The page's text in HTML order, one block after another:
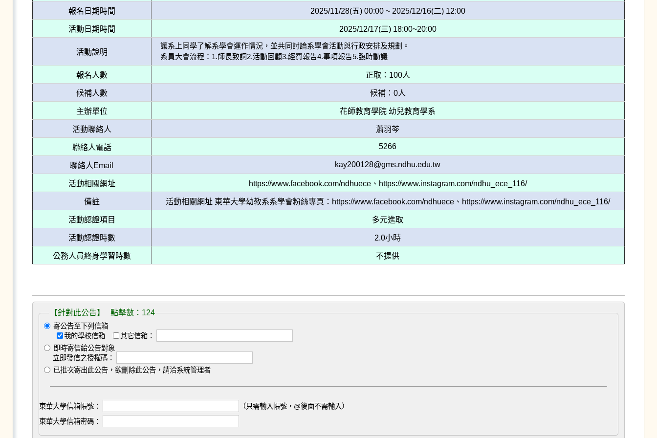
報名日期時間 2025/11/28(五) 00:00 ~ 2025/12/16(二) 12:00
活動日期時間 2025/12/17(三) 18:00~20:00
活動說明
讓系上同學了解系學會運作情況，並共同討論系學會活動與行政安排及規劃。
系員大會流程：1.師長致詞2.活動回顧3.經費報告4.事項報告5.臨時動議
報名人數 正取：100人
候補人數 候補：0人
主辦單位 花師教育學院 幼兒教育學系
活動聯絡人 蕭羽芩
聯絡人電話 5266
聯絡人Email kay200128@gms.ndhu.edu.tw
活動相關網址 https://www.facebook.com/ndhuece、https://www.instagram.com/ndhu_ece_116/
備註 活動相關網址 東華大學幼教系系學會粉絲專頁：https://www.facebook.com/ndhuece、https://www.instagram.com/ndhu_ece_116/
活動認證項目 多元進取
活動認證時數 2.0小時
公務人員終身學習時數 不提供
【針對此公告】 點擊數：124
寄公告至下列信箱
我的學校信箱
其它信箱：
即時寄信給公告對象
立即發信之授權碼：
已批次寄出此公告，欲刪除此公告，請洽系統管理者
東華大學信箱帳號：
（只需輸入帳號，@後面不需輸入）
東華大學信箱密碼：